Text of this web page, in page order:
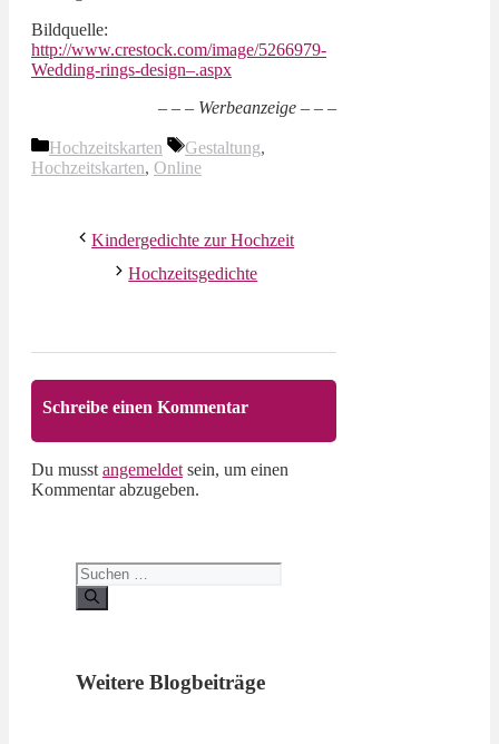
Bildquelle:
http://www.crestock.com/image/5266979-
Wedding-rings-design–.aspx
– – – Werbeanzeige – – –
Kategorien
Hochzeitskarten Schlagwörter
Gestaltung,
Hochzeitskarten, Online
Kindergedichte zur Hochzeit
Hochzeitsgedichte
Schreibe einen Kommentar
Du musst angemeldet sein, um einen
Kommentar abzugeben.
Suchen
nach:
Weitere Blogbeiträge